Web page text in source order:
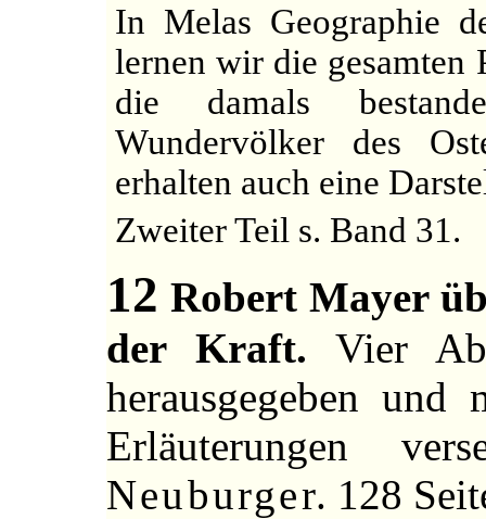
In Melas Geographie
lernen wir die gesamten
die damals
Wundervölker des
erhalten auch eine
Zweiter Teil s. Band 31.
12 Robert Mayer
der Kraft. Vier
herausgegeben
Erläuterungen
Neuburger. 128